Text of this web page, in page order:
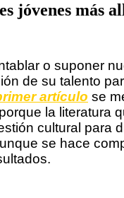
jóvenes más
o suponer
de su talento
artículo se
la
cultural
se hace